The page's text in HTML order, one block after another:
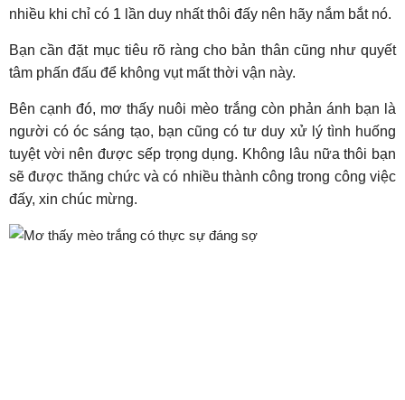
nhiều khi chỉ có 1 lần duy nhất thôi đấy nên hãy nắm bắt nó.
Bạn cần đặt mục tiêu rõ ràng cho bản thân cũng như quyết
tâm phấn đấu để không vụt mất thời vận này.
Bên cạnh đó, mơ thấy nuôi mèo trắng còn phản ánh bạn là
người có óc sáng tạo, bạn cũng có tư duy xử lý tình huống
tuyệt vời nên được sếp trọng dụng. Không lâu nữa thôi bạn
sẽ được thăng chức và có nhiều thành công trong công việc
đấy, xin chúc mừng.